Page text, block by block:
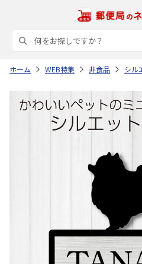
ホーム WEB特集 非食品 シル